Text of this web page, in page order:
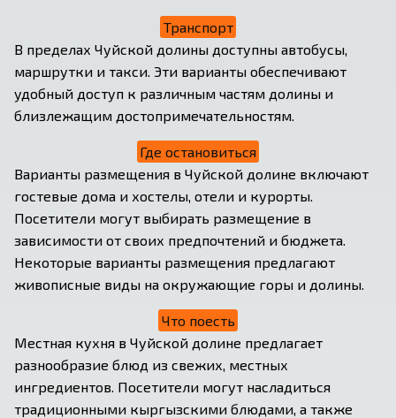
Транспорт
В пределах Чуйской долины доступны автобусы,
маршрутки и такси. Эти варианты обеспечивают
удобный доступ к различным частям долины и
близлежащим достопримечательностям.
Где остановиться
Варианты размещения в Чуйской долине включают
гостевые дома и хостелы, отели и курорты.
Посетители могут выбирать размещение в
зависимости от своих предпочтений и бюджета.
Некоторые варианты размещения предлагают
живописные виды на окружающие горы и долины.
Что поесть
Местная кухня в Чуйской долине предлагает
разнообразие блюд из свежих, местных
ингредиентов. Посетители могут насладиться
традиционными кыргызскими блюдами, а также